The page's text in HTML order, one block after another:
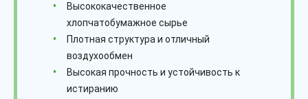
Высококачественное
хлопчатобумажное сырье
Плотная структура и отличный
воздухообмен
Высокая прочность и устойчивость к
истиранию